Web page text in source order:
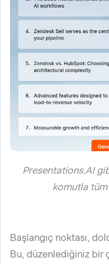
Presentations.AI
komutla
Başlangıç noktası,
Bu, düzenlediğiniz bir